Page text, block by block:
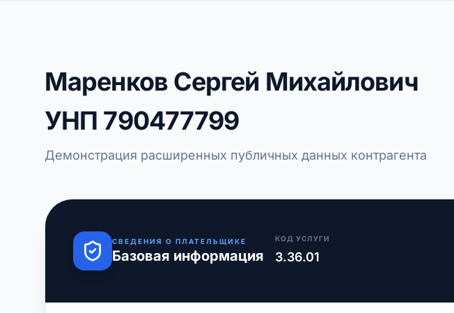
Маренков Сергей Михайлович
УНП 790477799
Демонстрация расширенных публичных данных контрагента
СВЕДЕНИЯ О ПЛАТЕЛЬЩИКЕ
Базовая информация
КОД УСЛУГИ
3.36.01